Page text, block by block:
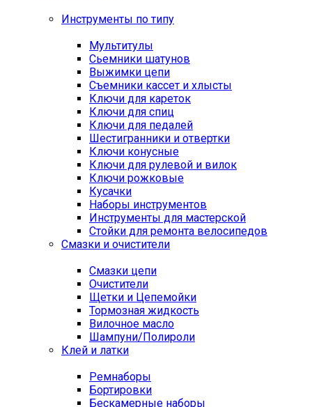
Инструменты по типу
Мультитулы
Сьемники шатунов
Выжимки цепи
Съемники кассет и хлысты
Ключи для кареток
Ключи для спиц
Ключи для педалей
Шестигранники и отвертки
Ключи конусные
Ключи для рулевой и вилок
Ключи рожковые
Кусачки
Наборы инструментов
Инструменты для мастерской
Стойки для ремонта велосипедов
Смазки и очистители
Смазки цепи
Очистители
Щетки и Цепемойки
Тормозная жидкость
Вилочное масло
Шампуни/Полироли
Клей и латки
Ремнаборы
Бортировки
Бескамерные наборы